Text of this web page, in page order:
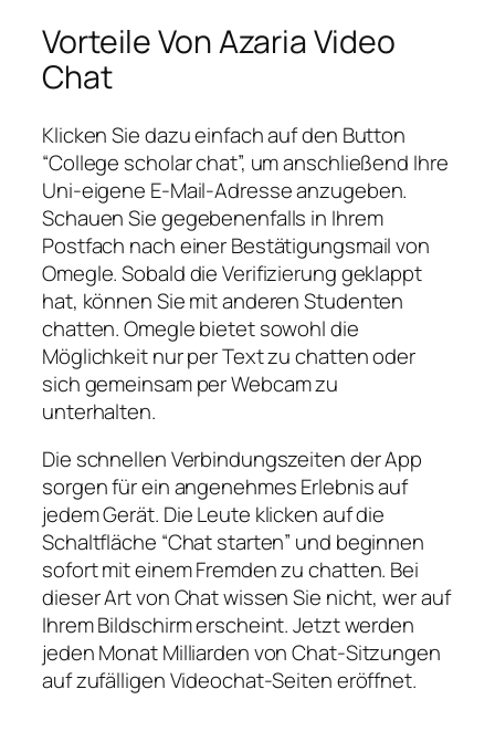
Vorteile Von Azaria Video
Chat
Klicken Sie dazu einfach auf den Button
“College scholar chat”, um anschließend Ihre
Uni-eigene E-Mail-Adresse anzugeben.
Schauen Sie gegebenenfalls in Ihrem
Postfach nach einer Bestätigungsmail von
Omegle. Sobald die Verifizierung geklappt
hat, können Sie mit anderen Studenten
chatten. Omegle bietet sowohl die
Möglichkeit nur per Text zu chatten oder
sich gemeinsam per Webcam zu
unterhalten.
Die schnellen Verbindungszeiten der App
sorgen für ein angenehmes Erlebnis auf
jedem Gerät. Die Leute klicken auf die
Schaltfläche “Chat starten” und beginnen
sofort mit einem Fremden zu chatten. Bei
dieser Art von Chat wissen Sie nicht, wer auf
Ihrem Bildschirm erscheint. Jetzt werden
jeden Monat Milliarden von Chat-Sitzungen
auf zufälligen Videochat-Seiten eröffnet.